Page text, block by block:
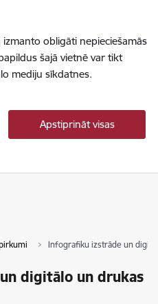
obligāti nepieciešamās
šajā vietnē var tikt
mediju sīkdatnes.
Apstiprināt visas
Infografiku izstrāde un
digitālo un drukas